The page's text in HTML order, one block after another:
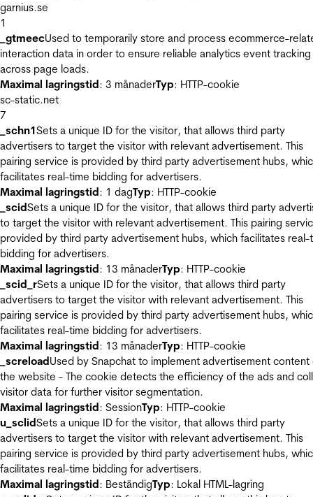
garnius.se
1
_gtmeecUsed to temporarily store and process ecommerce-
interaction data in order to ensure reliable analytics event tracking
across page loads.
Maximal lagringstid: 3 månaderTyp: HTTP-cookie
sc-static.net
7
_schn1Sets a unique ID for the visitor, that allows third party
advertisers to target the visitor with relevant advertisement. This
pairing service is provided by third party advertisement hubs,
facilitates real-time bidding for advertisers.
Maximal lagringstid: 1 dagTyp: HTTP-cookie
_scidSets a unique ID for the visitor, that allows third party
to target the visitor with relevant advertisement. This pairing
provided by third party advertisement hubs, which facilitates real-
bidding for advertisers.
Maximal lagringstid: 13 månaderTyp: HTTP-cookie
_scid_rSets a unique ID for the visitor, that allows third party
advertisers to target the visitor with relevant advertisement. This
pairing service is provided by third party advertisement hubs,
facilitates real-time bidding for advertisers.
Maximal lagringstid: 13 månaderTyp: HTTP-cookie
_screloadUsed by Snapchat to implement advertisement content
the website - The cookie detects the efficiency of the ads and
visitor data for further visitor segmentation.
Maximal lagringstid: SessionTyp: HTTP-cookie
u_sclidSets a unique ID for the visitor, that allows third party
advertisers to target the visitor with relevant advertisement. This
pairing service is provided by third party advertisement hubs,
facilitates real-time bidding for advertisers.
Maximal lagringstid: BeständigTyp: Lokal HTML-lagring